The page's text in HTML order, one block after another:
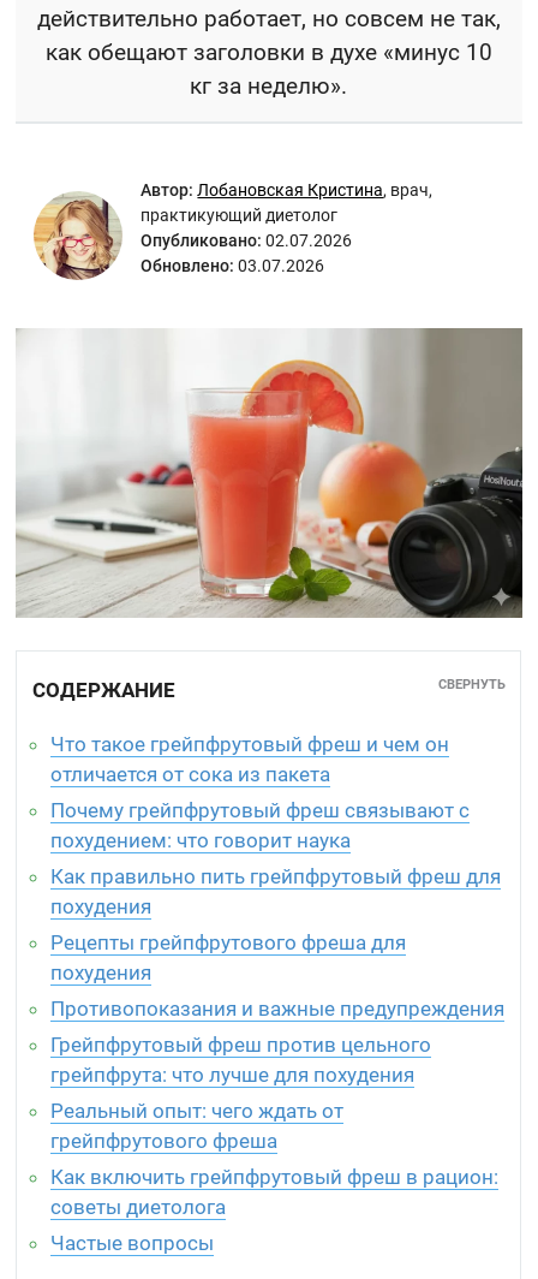
действительно работает, но совсем не так,
как обещают заголовки в духе «минус 10
кг за неделю».
Автор: Лобановская Кристина, врач,
практикующий диетолог
Опубликовано: 02.07.2026
Обновлено: 03.07.2026
СОДЕРЖАНИЕ СВЕРНУТЬ
Что такое грейпфрутовый фреш и чем он
отличается от сока из пакета
Почему грейпфрутовый фреш связывают с
похудением: что говорит наука
Как правильно пить грейпфрутовый фреш для
похудения
Рецепты грейпфрутового фреша для
похудения
Противопоказания и важные предупреждения
Грейпфрутовый фреш против цельного
грейпфрута: что лучше для похудения
Реальный опыт: чего ждать от
грейпфрутового фреша
Как включить грейпфрутовый фреш в рацион:
советы диетолога
Частые вопросы